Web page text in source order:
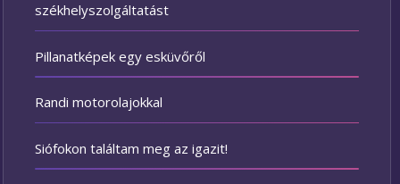
székhelyszolgáltatást
Pillanatképek egy esküvőről
Randi motorolajokkal
Siófokon találtam meg az igazit!